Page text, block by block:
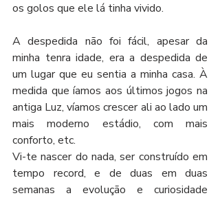
os golos que ele lá tinha vivido.
A despedida não foi fácil, apesar da
minha tenra idade, era a despedida de
um lugar que eu sentia a minha casa. À
medida que íamos aos últimos jogos na
antiga Luz, víamos crescer ali ao lado um
mais moderno estádio, com mais
conforto, etc.
Vi-te nascer do nada, ser construído em
tempo record, e de duas em duas
semanas a evolução e curiosidade